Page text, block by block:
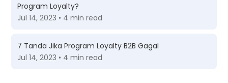
Program Loyalty?
Jul 14, 2023 • 4 min read
7 Tanda Jika Program Loyalty B2B Gagal
Jul 14, 2023 • 4 min read